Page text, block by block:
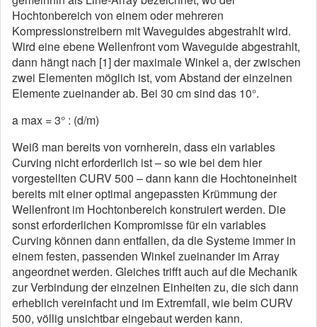
Hochtonbereich von einem oder mehreren
Kompressionstreibern mit Waveguides abgestrahlt wird.
Wird eine ebene Wellenfront vom Waveguide abgestrahlt,
dann hängt nach [1] der maximale Winkel a, der zwischen
zwei Elementen möglich ist, vom Abstand der einzelnen
Elemente zueinander ab. Bei 30 cm sind das 10°.
a max = 3° : (d/m)
Weiß man bereits von vornherein, dass ein variables
Curving nicht erforderlich ist – so wie bei dem hier
vorgestellten CURV 500 – dann kann die Hochtoneinheit
bereits mit einer optimal angepassten Krümmung der
Wellenfront im Hochtonbereich konstruiert werden. Die
sonst erforderlichen Kompromisse für ein variables
Curving können dann entfallen, da die Systeme immer in
einem festen, passenden Winkel zueinander im Array
angeordnet werden. Gleiches trifft auch auf die Mechanik
zur Verbindung der einzelnen Einheiten zu, die sich dann
erheblich vereinfacht und im Extremfall, wie beim CURV
500, völlig unsichtbar eingebaut werden kann.